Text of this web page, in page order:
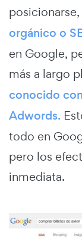
orgánico o
en Google,
más a largo
conocido
Adwords.
todo en
pero los
inmediata.